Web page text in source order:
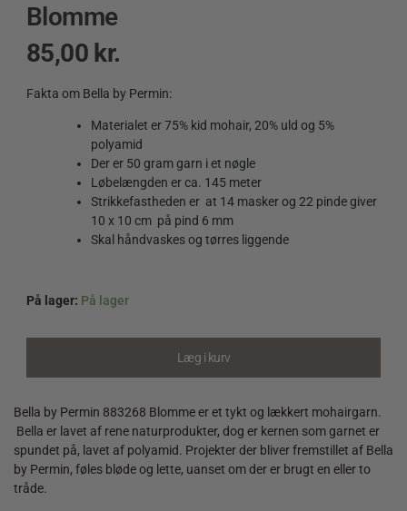
Blomme
85,00 kr.
Fakta om Bella by Permin:
Materialet er 75% kid mohair, 20% uld og 5%
polyamid
Der er 50 gram garn i et nøgle
Løbelængden er ca. 145 meter
Strikkefastheden er at 14 masker og 22 pinde giver
10 x 10 cm på pind 6 mm
Skal håndvaskes og tørres liggende
På lager: På lager
quantity
Læg i kurv
Bella by Permin 883268 Blomme er et tykt og lækkert mohairgarn.
Bella er lavet af rene naturprodukter, dog er kernen som garnet er
spundet på, lavet af polyamid. Projekter der bliver fremstillet af Bella
by Permin, føles bløde og lette, uanset om der er brugt en eller to
tråde.